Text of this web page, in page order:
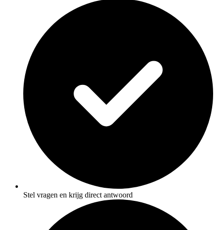
Stel vragen en krijg direct antwoord